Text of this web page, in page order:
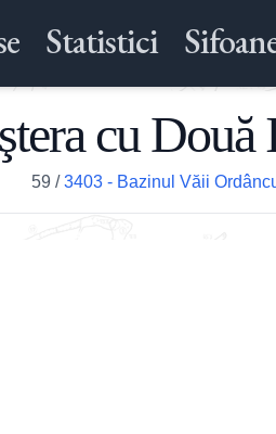
Statistici
cu Două
59 /3403 - Bazinul Văii